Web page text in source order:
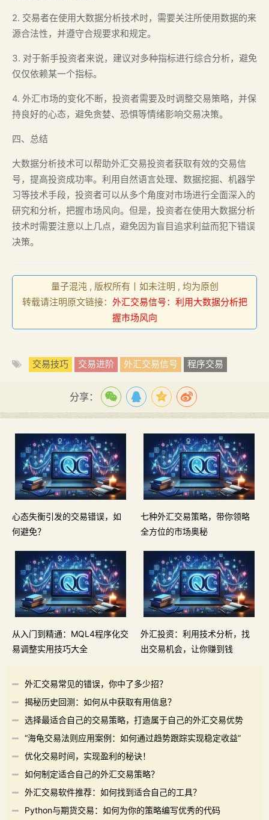
2. 交易者在使用大数据分析技术时，需要关注所使用数据的来
源合法性，并遵守合规要求和规定。
3. 对于新手投资者来说，建议对多种指标进行综合分析，避免
仅仅依赖某一个指标。
4. 外汇市场的变化不断，投资者需要及时调整交易策略，并保
持良好的心态，避免贪婪、恐惧等情绪影响交易决策。
四、总结
大数据分析技术可以帮助外汇交易投资者获取有效的交易信
号，提高投资成功率。利用自然语言处理、数据挖掘、机器学
习等技术手段，投资者可以从多个角度对市场进行全面深入的
研究和分析，把握市场风向。但是，投资者在使用大数据分析
技术时需要注意以上几点，避免因为盲目追求利益而犯下错误
决策。
量子混沌 , 版权所有丨如未注明 , 均为原创
转载请注明原文链接： 外汇交易信号：利用大数据分析把
握市场风向
交易技巧 交易进阶 外汇交易信号 程序交易
分享：
心态失衡引发的交易错误，如
何避免？
七种外汇交易策略，带你领略
全方位的市场奥秘
从入门到精通：MQL4程序化交
易调整实用技巧大全
外汇投资：利用技术分析，找
出交易机会，让你赚到钱
外汇交易常见的错误，你中了多少招？
揭秘历史回测：如何从中获取有用信息？
选择最适合自己的交易策略，打造属于自己的外汇交易优势
“海龟交易法则应用案例：如何通过趋势跟踪实现稳定收益”
优化交易时间，实现盈利的秘诀！
如何制定适合自己的外汇交易策略？
外汇交易软件推荐：如何找到适合自己的工具？
Python与期货交易：如何为你的策略编写优秀的代码